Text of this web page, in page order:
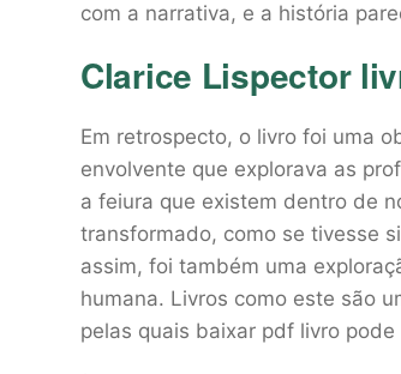
com a narrativa, e a história
Clarice Lispector
Em retrospecto, o livro foi uma
envolvente que explorava as
a feiura que existem dentro de
transformado, como se tivesse
assim, foi também uma
humana. Livros como este são
pelas quais baixar pdf livro